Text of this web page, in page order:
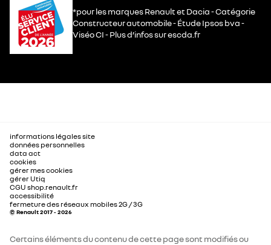
*pour les marques Renault et Dacia - Catégorie
Constructeur automobile - Étude Ipsos bva -
Viséo CI - Plus d’infos sur escda.fr
informations légales site
données personnelles
data act
cookies
gérer mes cookies
gérer Utiq
CGU shop.renault.fr
accessibilité
fermeture des réseaux mobiles 2G / 3G
© Renault 2017 - 2026
Certains éléments du contenu de cette page sont modifiés ou